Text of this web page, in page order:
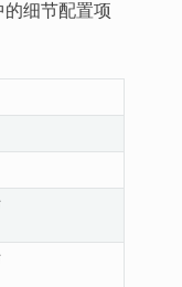
细节配置项